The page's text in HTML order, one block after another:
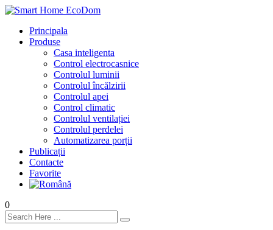
Principala
Produse
Casa inteligenta
Control electrocasnice
Controlul luminii
Controlul încălzirii
Controlul apei
Control climatic
Controlul ventilației
Сontrolul perdelei
Automatizarea porții
Publicații
Contacte
Favorite
0